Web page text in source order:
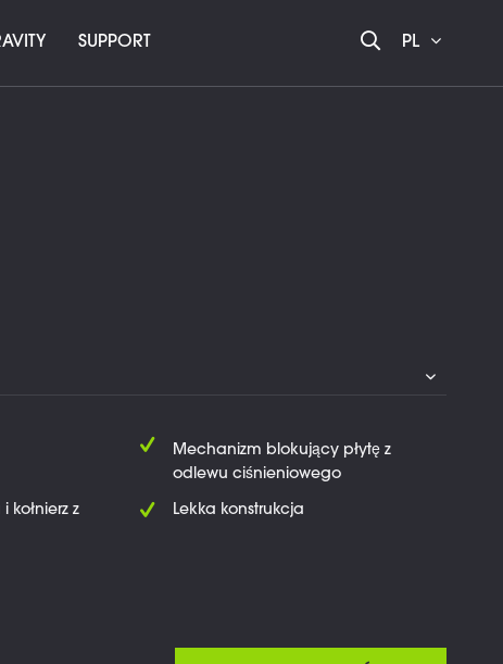
SUPPORT PL
Mechanizm blokujący płytę z
odlewu ciśnieniowego
kołnierz z
Lekka konstrukcja